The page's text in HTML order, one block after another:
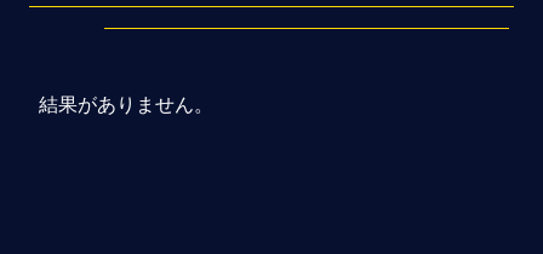
結果がありません。